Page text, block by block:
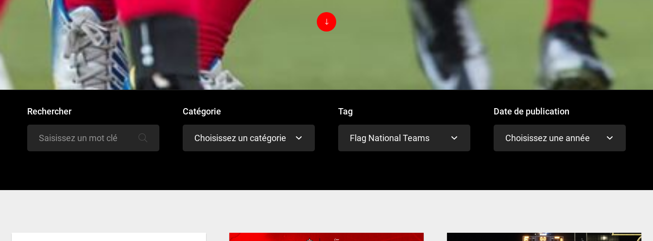
Rechercher Catégorie
Choisissez un catégorie
Tag
Flag National Teams
Date de publication
Choisissez une année